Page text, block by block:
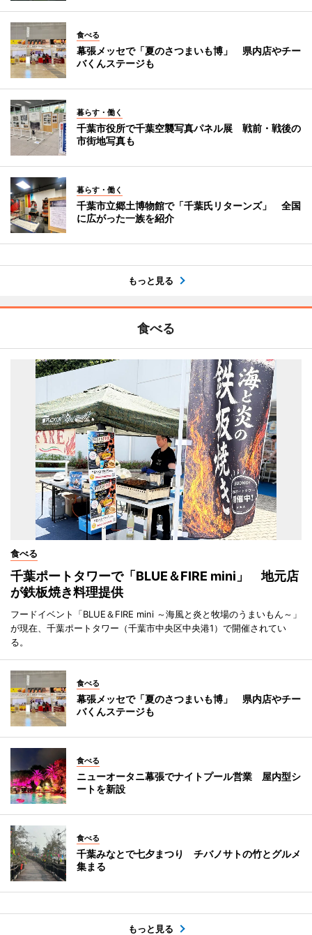
食べる
幕張メッセで「夏のさつまいも博」 県内店やチー
バくんステージも
暮らす・働く
千葉市役所で千葉空襲写真パネル展 戦前・戦後の
市街地写真も
暮らす・働く
千葉市立郷土博物館で「千葉氏リターンズ」 全国
に広がった一族を紹介
もっと見る
食べる
食べる
千葉ポートタワーで「BLUE＆FIRE mini」 地元店
が鉄板焼き料理提供
フードイベント「BLUE＆FIRE mini ～海風と炎と牧場のうまいもん～」
が現在、千葉ポートタワー（千葉市中央区中央港1）で開催されてい
る。
食べる
幕張メッセで「夏のさつまいも博」 県内店やチー
バくんステージも
食べる
ニューオータニ幕張でナイトプール営業 屋内型シ
ートを新設
食べる
千葉みなとで七夕まつり チバノサトの竹とグルメ
集まる
もっと見る